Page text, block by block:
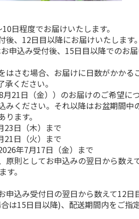
／ステッカ
税込)
リラックマ／マルチ
5.0（6）
1,100円
令和八年
【安青錦】
605,000
日程度でお届けいたします。
、12日目以降にお届けいたします。
申込み受付後、15日目以降でのお
さむ場合、お届けに日数がかかる
ください。
21日（金））のお届けのご希望に
みください。それ以降はお盆期間中
ます。
23日（木）まで
21日（火）まで
年7月17日（金）まで
則としてお申込みの翌日から数え
。
申込み受付日の翌日から数えて12日
は15日目以降)、配送期間内をご指